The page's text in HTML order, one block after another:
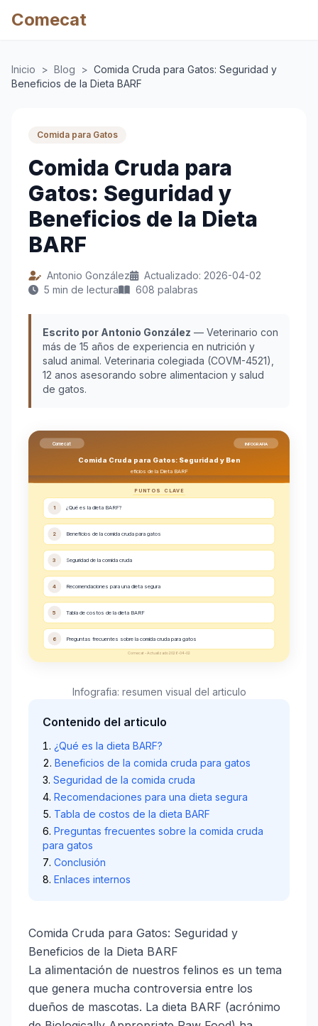
Comecat
Inicio > Blog > Comida Cruda para Gatos: Seguridad y
Beneficios de la Dieta BARF
Comida para Gatos
Comida Cruda para
Gatos: Seguridad y
Beneficios de la Dieta
BARF
Antonio González
Actualizado: 2026-04-02
5 min de lectura
608 palabras
Escrito por Antonio González — Veterinario con
más de 15 años de experiencia en nutrición y
salud animal. Veterinaria colegiada (COVM-4521),
12 anos asesorando sobre alimentacion y salud
de gatos.
Comecat INFOGRAFIA
Comida Cruda para Gatos: Seguridad y Ben
eficios de la Dieta BARF
PUNTOS CLAVE
1 ¿Qué es la dieta BARF?
2 Beneficios de la comida cruda para gatos
3 Seguridad de la comida cruda
4 Recomendaciones para una dieta segura
5 Tabla de costos de la dieta BARF
6 Preguntas frecuentes sobre la comida cruda para gatos
Comecat - Actualizado 2026-04-02
Infografia: resumen visual del articulo
Contenido del articulo
¿Qué es la dieta BARF?
Beneficios de la comida cruda para gatos
Seguridad de la comida cruda
Recomendaciones para una dieta segura
Tabla de costos de la dieta BARF
Preguntas frecuentes sobre la comida cruda
para gatos
Conclusión
Enlaces internos
Comida Cruda para Gatos: Seguridad y
Beneficios de la Dieta BARF
La alimentación de nuestros felinos es un tema
que genera mucha controversia entre los
dueños de mascotas. La dieta BARF (acrónimo